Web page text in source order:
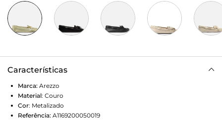
Características
Marca: Arezzo
Material: Couro
Cor: Metalizado
Referência: A1169200050019